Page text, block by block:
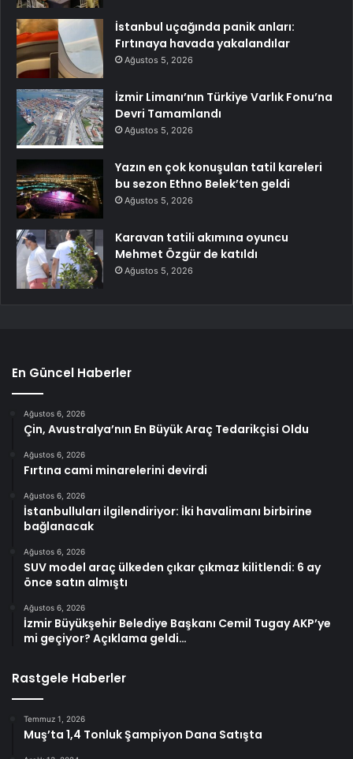
İstanbul uçağında panik anları:
Fırtınaya havada yakalandılar
Ağustos 5, 2026
İzmir Limanı’nın Türkiye Varlık Fonu’na
Devri Tamamlandı
Ağustos 5, 2026
Yazın en çok konuşulan tatil kareleri
bu sezon Ethno Belek’ten geldi
Ağustos 5, 2026
Karavan tatili akımına oyuncu
Mehmet Özgür de katıldı
Ağustos 5, 2026
En Güncel Haberler
Ağustos 6, 2026
Çin, Avustralya’nın En Büyük Araç Tedarikçisi Oldu
Ağustos 6, 2026
Fırtına cami minarelerini devirdi
Ağustos 6, 2026
İstanbulluları ilgilendiriyor: İki havalimanı birbirine
bağlanacak
Ağustos 6, 2026
SUV model araç ülkeden çıkar çıkmaz kilitlendi: 6 ay
önce satın almıştı
Ağustos 6, 2026
İzmir Büyükşehir Belediye Başkanı Cemil Tugay AKP’ye
mi geçiyor? Açıklama geldi…
Rastgele Haberler
Temmuz 1, 2026
Muş’ta 1,4 Tonluk Şampiyon Dana Satışta